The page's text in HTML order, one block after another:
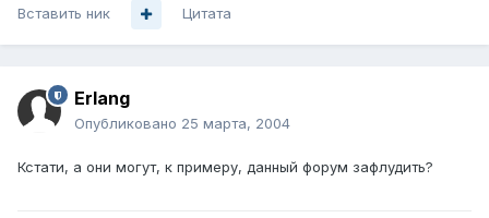
Вставить ник Цитата
Erlang
Опубликовано 25 марта, 2004
Кстати, а они могут, к примеру, данный форум зафлудить?